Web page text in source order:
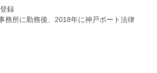
録
務所に勤務後、2018年に神戸ポート法律